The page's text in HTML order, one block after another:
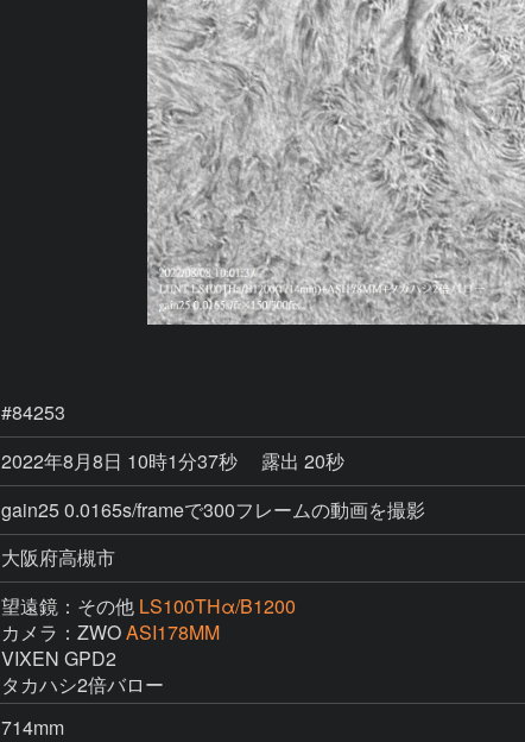
#84253
2022年8月8日 10時1分37秒
露出 20秒
gain25 0.0165s/frameで300フレームの動画を撮影
大阪府高槻市
望遠鏡：その他 LS100THα/B1200
カメラ：ZWOASI178MM
VIXEN GPD2
タカハシ2倍バロー
714mm